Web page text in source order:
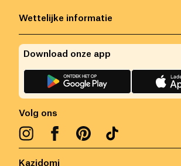
Kazidomi
Wettelijke informatie
Volg ons
Download onze app